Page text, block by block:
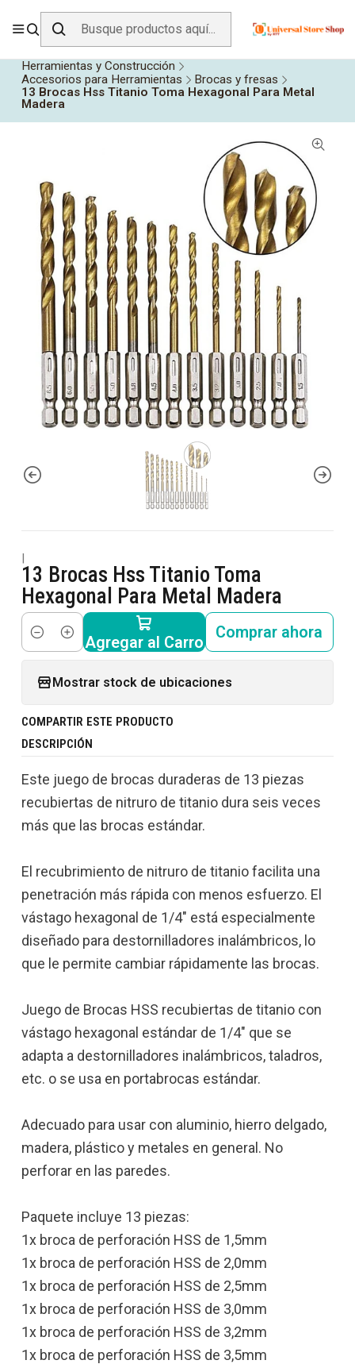
ENVÍO GRATIS SOBRE$19.990EN ZONA CENTRO
Herramientas y Construcción
Accesorios para Herramientas
Brocas y fresas
13 Brocas Hss Titanio Toma Hexagonal Para Metal
Madera
|
13 Brocas Hss Titanio Toma
Hexagonal Para Metal Madera
Cantidad Agregar al Carro
Comprar ahora
Mostrar stock de ubicaciones
COMPARTIR ESTE PRODUCTO
DESCRIPCIÓN
Este juego de brocas duraderas de 13 piezas
recubiertas de nitruro de titanio dura seis veces
más que las brocas estándar.
El recubrimiento de nitruro de titanio facilita una
penetración más rápida con menos esfuerzo. El
vástago hexagonal de 1/4" está especialmente
diseñado para destornilladores inalámbricos, lo
que le permite cambiar rápidamente las brocas.
Juego de Brocas HSS recubiertas de titanio con
vástago hexagonal estándar de 1/4" que se
adapta a destornilladores inalámbricos, taladros,
etc. o se usa en portabrocas estándar.
Adecuado para usar con aluminio, hierro delgado,
madera, plástico y metales en general. No
perforar en las paredes.
Paquete incluye 13 piezas:
1x broca de perforación HSS de 1,5mm
1x broca de perforación HSS de 2,0mm
1x broca de perforación HSS de 2,5mm
1x broca de perforación HSS de 3,0mm
1x broca de perforación HSS de 3,2mm
1x broca de perforación HSS de 3,5mm